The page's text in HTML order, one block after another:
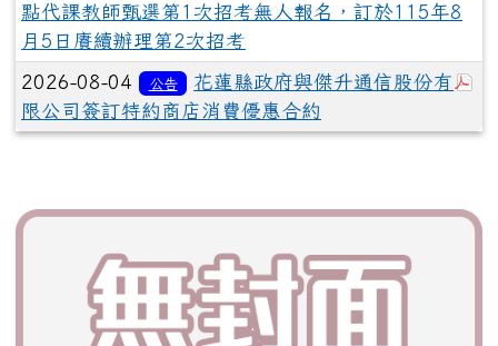
點代課教師甄選第1次招考無人報名，訂於115年8
月5日賡續辦理第2次招考
2026-08-04 公告
花蓮縣政府與傑升通信股份有
限公司簽訂特約商店消費優惠合約